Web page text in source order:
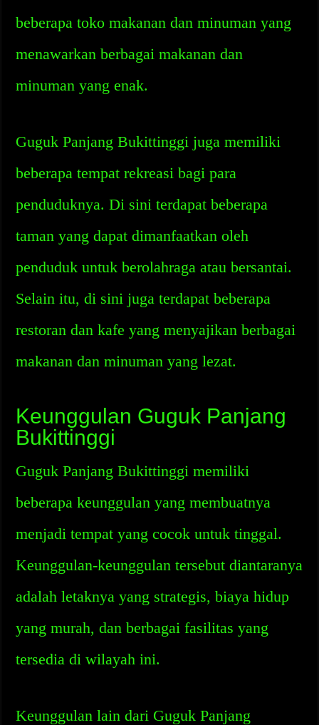
beberapa toko makanan dan minuman yang
menawarkan berbagai makanan dan
minuman yang enak.
Guguk Panjang Bukittinggi juga memiliki
beberapa tempat rekreasi bagi para
penduduknya. Di sini terdapat beberapa
taman yang dapat dimanfaatkan oleh
penduduk untuk berolahraga atau bersantai.
Selain itu, di sini juga terdapat beberapa
restoran dan kafe yang menyajikan berbagai
makanan dan minuman yang lezat.
Keunggulan Guguk Panjang
Bukittinggi
Guguk Panjang Bukittinggi memiliki
beberapa keunggulan yang membuatnya
menjadi tempat yang cocok untuk tinggal.
Keunggulan-keunggulan tersebut diantaranya
adalah letaknya yang strategis, biaya hidup
yang murah, dan berbagai fasilitas yang
tersedia di wilayah ini.
Keunggulan lain dari Guguk Panjang